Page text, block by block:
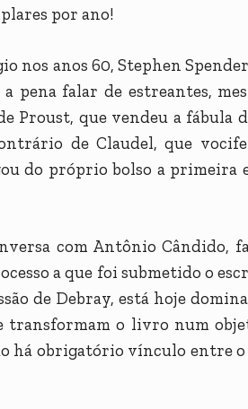
por ano!
nos anos 60, Stephen
a pena falar de estreantes,
Proust, que vendeu a fábula
de Claudel, que
do próprio bolso a primeira
com Antônio Cândido,
a que foi submetido o
de Debray, está hoje
transformam o livro num
há obrigatório vínculo entre